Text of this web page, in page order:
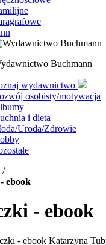
Buchmann
wydawnictwo
osobisty/motywacja
i dieta
Uroda/Zdrowie
/
ebook
- ebook